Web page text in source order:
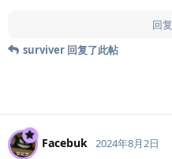
回复
surviver 回复了此帖
Facebuk 2024年8月2日